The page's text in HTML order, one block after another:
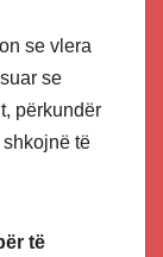
se vlera
se
përkundër
të
të